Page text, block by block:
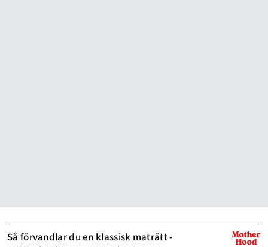
Så förvandlar du en klassisk maträtt -